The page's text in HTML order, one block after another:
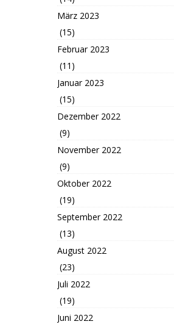
März 2023
(15)
Februar 2023
(11)
Januar 2023
(15)
Dezember 2022
(9)
November 2022
(9)
Oktober 2022
(19)
September 2022
(13)
August 2022
(23)
Juli 2022
(19)
Juni 2022